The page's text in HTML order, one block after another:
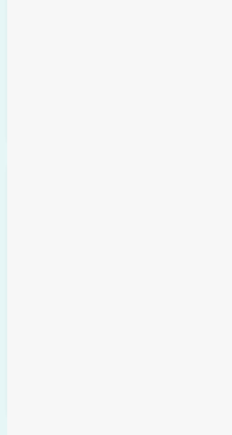
Một vị trí hiếm còn lại tại X1
Lô đất Lại Đà 52m2 mặt